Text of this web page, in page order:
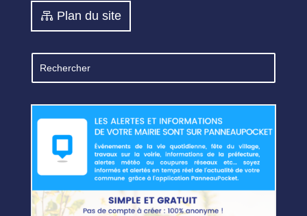
Plan du site